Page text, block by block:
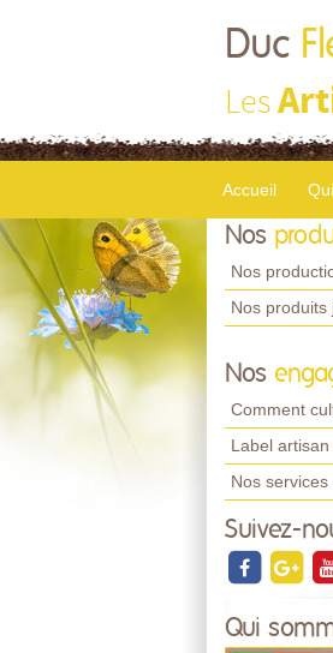
Duc
Les
Accueil
Nos
Nos
Nos produits
Nos
Comment
Label
Nos services
Suivez-
Qui